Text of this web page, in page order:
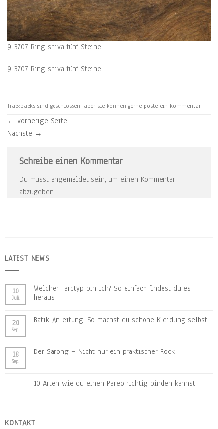
9-3707 Ring shiva fünf Steine
9-3707 Ring shiva fünf Steine
Trackbacks sind geschlossen, aber sie können gerne poste ein kommentar.
← vorherige Seite
Nächste →
Schreibe einen Kommentar
Du musst angemeldet sein, um einen Kommentar
abzugeben.
LATEST NEWS
10
Juli
Welcher Farbtyp bin ich? So einfach findest du es
heraus
20
Sep.
Batik-Anleitung: So machst du schöne Kleidung selbst
18
Sep.
Der Sarong – Nicht nur ein praktischer Rock
10 Arten wie du einen Pareo richtig binden kannst
KONTAKT